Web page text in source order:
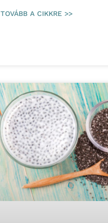
TOVÁBB A CIKKRE >>